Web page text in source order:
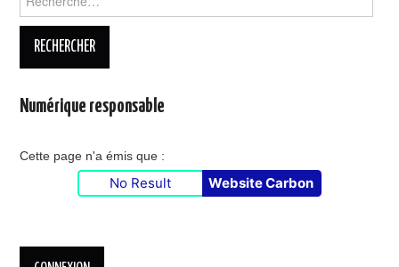
Numérique responsable
Cette page n'a émis que :
No Result Website Carbon